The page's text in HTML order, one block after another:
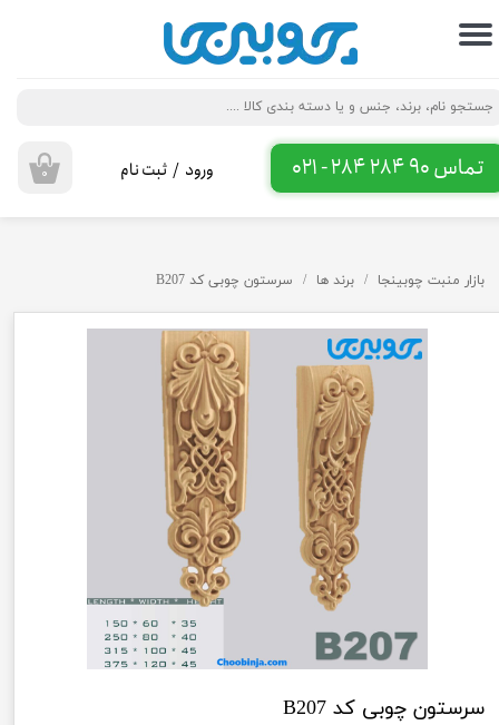
تماس 90 284 284 - 021 ۰ ورود / ثبت نام
حساب کاربری من
تغییر گذر واژه
سفارشات
خروج از حساب کاربری
بازار منبت چوبینجا برند ها سرستون چوبی کد B207
سرستون چوبی کد B207